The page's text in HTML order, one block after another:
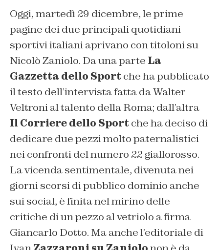
Oggi, martedì 29 dicembre, le prime
pagine dei due principali quotidiani
sportivi italiani aprivano con titoloni su
Nicolò Zaniolo. Da una parte La
Gazzetta dello Sport che ha pubblicato
il testo dell’intervista fatta da Walter
Veltroni al talento della Roma; dall’altra
Il Corriere dello Sport che ha deciso di
dedicare due pezzi molto paternalistici
nei confronti del numero 22 giallorosso.
La vicenda sentimentale, divenuta nei
giorni scorsi di pubblico dominio anche
sui social, è finita nel mirino delle
critiche di un pezzo al vetriolo a firma
Giancarlo Dotto. Ma anche l’editoriale di